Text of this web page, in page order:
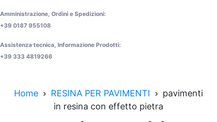
Amministrazione, Ordini e Spedizioni:
+39 0187 955108
Assistenza tecnica, Informazione Prodotti:
+39 333 4819266
Home RESINA PER PAVIMENTI
pavimenti
in resina con effetto pietra